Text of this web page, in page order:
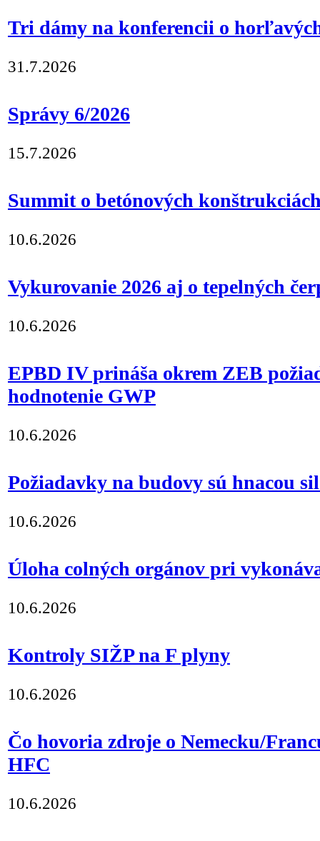
Tri dámy na konferencii o
31.7.2026
Správy 6/2026
15.7.2026
Summit o betónových
10.6.2026
Vykurovanie 2026 aj o tepelných
10.6.2026
EPBD IV prináša okrem ZEB
hodnotenie GWP
10.6.2026
Požiadavky na budovy sú hnacou
10.6.2026
Úloha colných orgánov pri
10.6.2026
Kontroly SIŽP na F plyny
10.6.2026
Čo hovoria zdroje o Nemecku/
HFC
10.6.2026